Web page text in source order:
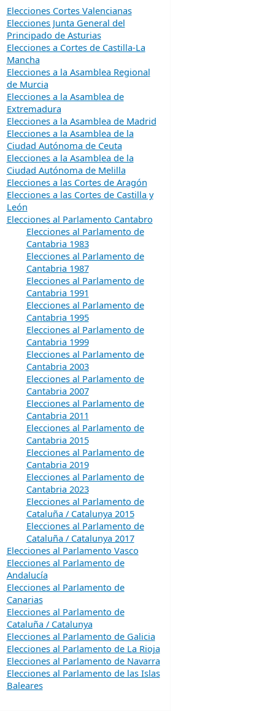
Elecciones Cortes Valencianas
Elecciones Junta General del
Principado de Asturias
Elecciones a Cortes de Castilla-La
Mancha
Elecciones a la Asamblea Regional
de Murcia
Elecciones a la Asamblea de
Extremadura
Elecciones a la Asamblea de Madrid
Elecciones a la Asamblea de la
Ciudad Autónoma de Ceuta
Elecciones a la Asamblea de la
Ciudad Autónoma de Melilla
Elecciones a las Cortes de Aragón
Elecciones a las Cortes de Castilla y
León
Elecciones al Parlamento Cantabro
Elecciones al Parlamento de
Cantabria 1983
Elecciones al Parlamento de
Cantabria 1987
Elecciones al Parlamento de
Cantabria 1991
Elecciones al Parlamento de
Cantabria 1995
Elecciones al Parlamento de
Cantabria 1999
Elecciones al Parlamento de
Cantabria 2003
Elecciones al Parlamento de
Cantabria 2007
Elecciones al Parlamento de
Cantabria 2011
Elecciones al Parlamento de
Cantabria 2015
Elecciones al Parlamento de
Cantabria 2019
Elecciones al Parlamento de
Cantabria 2023
Elecciones al Parlamento de
Cataluña / Catalunya 2015
Elecciones al Parlamento de
Cataluña / Catalunya 2017
Elecciones al Parlamento Vasco
Elecciones al Parlamento de
Andalucía
Elecciones al Parlamento de
Canarias
Elecciones al Parlamento de
Cataluña / Catalunya
Elecciones al Parlamento de Galicia
Elecciones al Parlamento de La Rioja
Elecciones al Parlamento de Navarra
Elecciones al Parlamento de las Islas
Baleares